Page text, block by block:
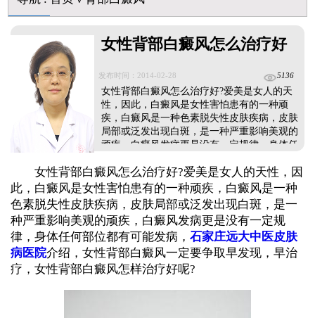
儿童下巴长小白点是什么原因
皮肤ct检测白斑对治疗有什么作用
白斑摸着光滑边界清晰有可能是哪种皮肤病
女性背部白癜风怎么治疗好
发布时间：2014-02-28 5136
女性背部白癜风怎么治疗好?爱美是女人的天
性，因此，白癜风是女性害怕患有的一种顽
疾，白癜风是一种色素脱失性皮肤疾病，皮肤
局部或泛发出现白斑，是一种严重影响美观的
顽疾，白癜风发病更是没有一定规律，身体任
医院介绍，女性背部白癜风一定要争取早发
现，早治疗，女性背部白癜风怎样治疗好呢?
...
女性背部白癜风怎么治疗好?爱美是女人的天性，因
此，白癜风是女性害怕患有的一种顽疾，白癜风是一种
色素脱失性皮肤疾病，皮肤局部或泛发出现白斑，是一
种严重影响美观的顽疾，白癜风发病更是没有一定规
律，身体任何部位都有可能发病， 石家庄远大中医皮肤
病医院介绍，女性背部白癜风一定要争取早发现，早治
疗，女性背部白癜风怎样治疗好呢?